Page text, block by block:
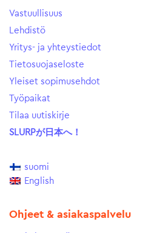
Vastuullisuus
Lehdistö
Yritys- ja yhteystiedot
Tietosuojaseloste
Yleiset sopimusehdot
Työpaikat
Tilaa uutiskirje
SLURPが日本へ！
suomi
English
Ohjeet & asiakaspalvelu